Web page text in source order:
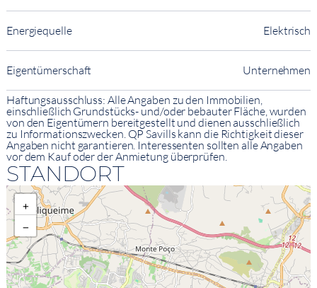
Energiequelle Elektrisch
Eigentümerschaft Unternehmen
Haftungsausschluss: Alle Angaben zu den Immobilien,
einschließlich Grundstücks- und/oder bebauter Fläche, wurden
von den Eigentümern bereitgestellt und dienen ausschließlich
zu Informationszwecken. QP Savills kann die Richtigkeit dieser
Angaben nicht garantieren. Interessenten sollten alle Angaben
vor dem Kauf oder der Anmietung überprüfen.
STANDORT
+
−